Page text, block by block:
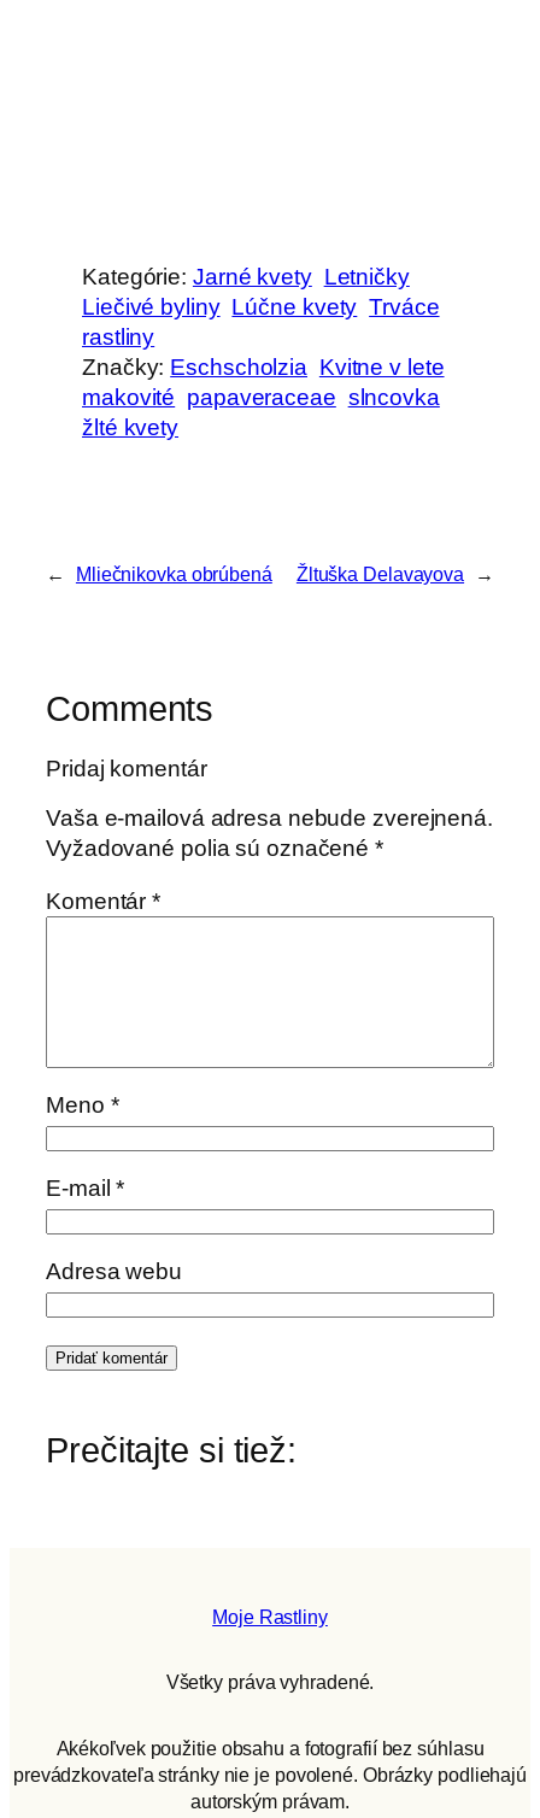
Kategórie: Jarné kvety Letničky
Liečivé byliny Lúčne kvety Trváce
rastliny
Značky: Eschscholzia Kvitne v lete
makovité papaveraceae slncovka
žlté kvety
← Mliečnikovka obrúbená Žltuška Delavayova →
Comments
Pridaj komentár
Vaša e-mailová adresa nebude zverejnená.
Vyžadované polia sú označené*
Komentár*
Meno *
E-mail*
Adresa webu
Prečitajte si tiež:
Moje Rastliny
Všetky práva vyhradené.
Akékoľvek použitie obsahu a fotografií bez súhlasu
prevádzkovateľa stránky nie je povolené. Obrázky podliehajú
autorským právam.